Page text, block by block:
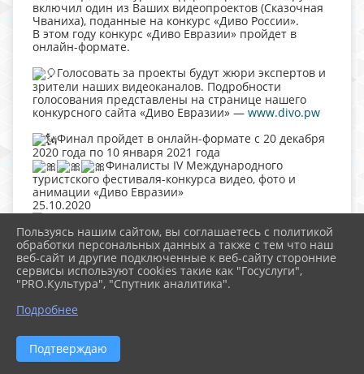
включил один из Ваших видеопроектов (Сказочная
Чваниха), поданные на конкурс «Диво России».
В этом году конкурс «Диво Евразии» пройдет в
онлайн-формате.
Голосовать за проекты будут жюри экспертов и
зрители наших видеоканалов. Подробности
голосования представлены на странице нашего
конкурсного сайта «Диво Евразии» — www.divo.pw
Финал пройдет в онлайн-формате с 20 декабря
2020 года по 10 января 2021 года
Финалисты IV Международного
туристского фестиваля-конкурса видео, фото и
анимации «Диво Евразии»
25.10.2020
Определены все финалисты IV Международного
туристского фестиваля-конкурса видео, фото и
анимации «Диво Евразии».
Подробнее с положением конкурса «Диво Евразии»
можно познакомиться на этом сайте на
мероприятию — IV Международном туристском
Евразии» или на конкурсном сайте Диво Евразии
Список финалистов:
Пользуясь нашим сайтом, вы соглашаетесь с политикой
обработки персональных данных а также с тем что наш
веб-сайт и другие подключенные к веб-сайту сторонние
сервисы используют cookies такие как "Госуслуги",
"PRO.Культура", "Спутник аналитика".
Подробнее
Подтверждаю